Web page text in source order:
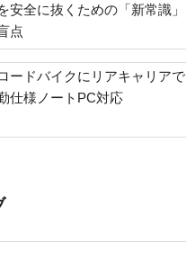
安全に抜くための「新常識
点
ードバイクにリアキャリア
仕様ノートPC対応